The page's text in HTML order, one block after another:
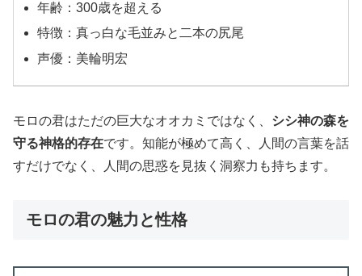
年齢：300歳を超える
特徴：真っ白な毛並みと二本の尻尾
声優：美輪明宏
モロの君はただの巨大なオオカミではなく、 シシ神の森を
守る神格的存在です。知能が極めて高く、人間の言葉を話
すだけでなく、人間の思惑を見抜く洞察力も持ちます。
モロの君の魅力と性格